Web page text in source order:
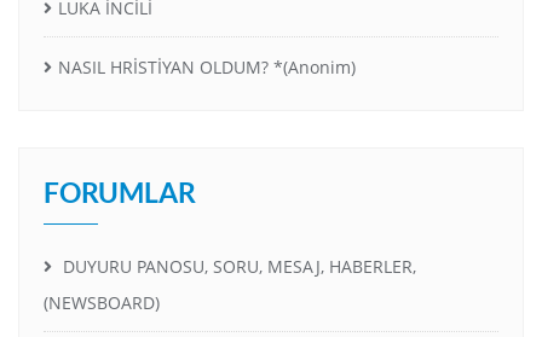
LUKA İNCİLİ
NASIL HRİSTİYAN OLDUM? *(Anonim)
FORUMLAR
DUYURU PANOSU, SORU, MESAJ, HABERLER,
(NEWSBOARD)